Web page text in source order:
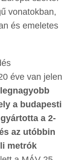
vonatokban,
és emeletes
éve van jelen
a budapesti
a 2-
az utóbbin
metrók